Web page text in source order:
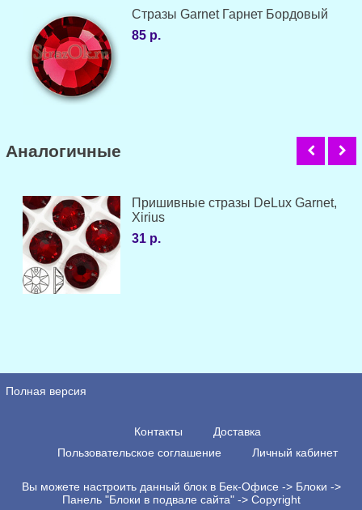
Стразы Garnet Гарнет Бордовый
85 р.
Аналогичные
Пришивные стразы DeLux Garnet,
Xirius
31 р.
Полная версия
Контакты
Доставка
Пользовательское соглашение
Личный кабинет
Вы можете настроить данный блок в Бек-Офисе -> Блоки ->
Панель "Блоки в подвале сайта" -> Copyright